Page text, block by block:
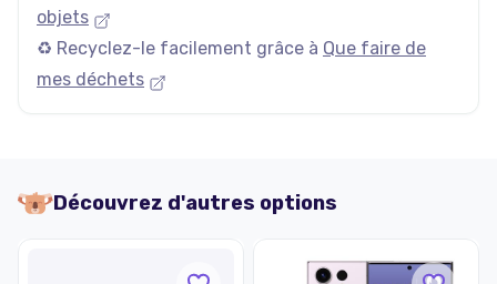
objets
♻️ Recyclez-le facilement grâce à Que faire de
mes déchets
Découvrez d'autres options